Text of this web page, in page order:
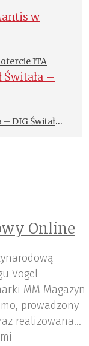
ITA
– DIG Świtała
Online
Vogel
MM Magazyn
prowadzony
realizowana